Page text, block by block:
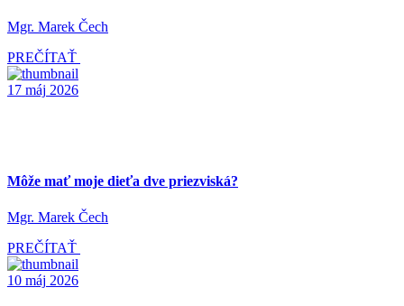
Mgr. Marek Čech
PREČÍTAŤ
17 máj 2026
Môže mať moje dieťa dve priezviská?
Mgr. Marek Čech
PREČÍTAŤ
10 máj 2026